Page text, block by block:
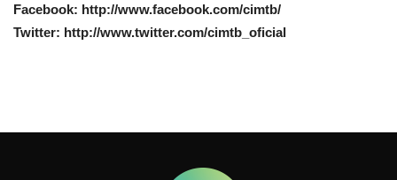
Facebook: http://www.facebook.com/cimtb/
Twitter: http://www.twitter.com/cimtb_oficial